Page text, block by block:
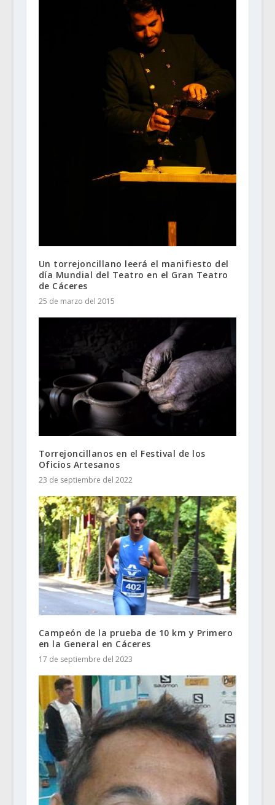
Un torrejoncillano leerá el manifiesto del
día Mundial del Teatro en el Gran Teatro
de Cáceres
25 de marzo del 2015
Torrejoncillanos en el Festival de los
Oficios Artesanos
23 de septiembre del 2022
Campeón de la prueba de 10 km y Primero
en la General en Cáceres
17 de septiembre del 2023